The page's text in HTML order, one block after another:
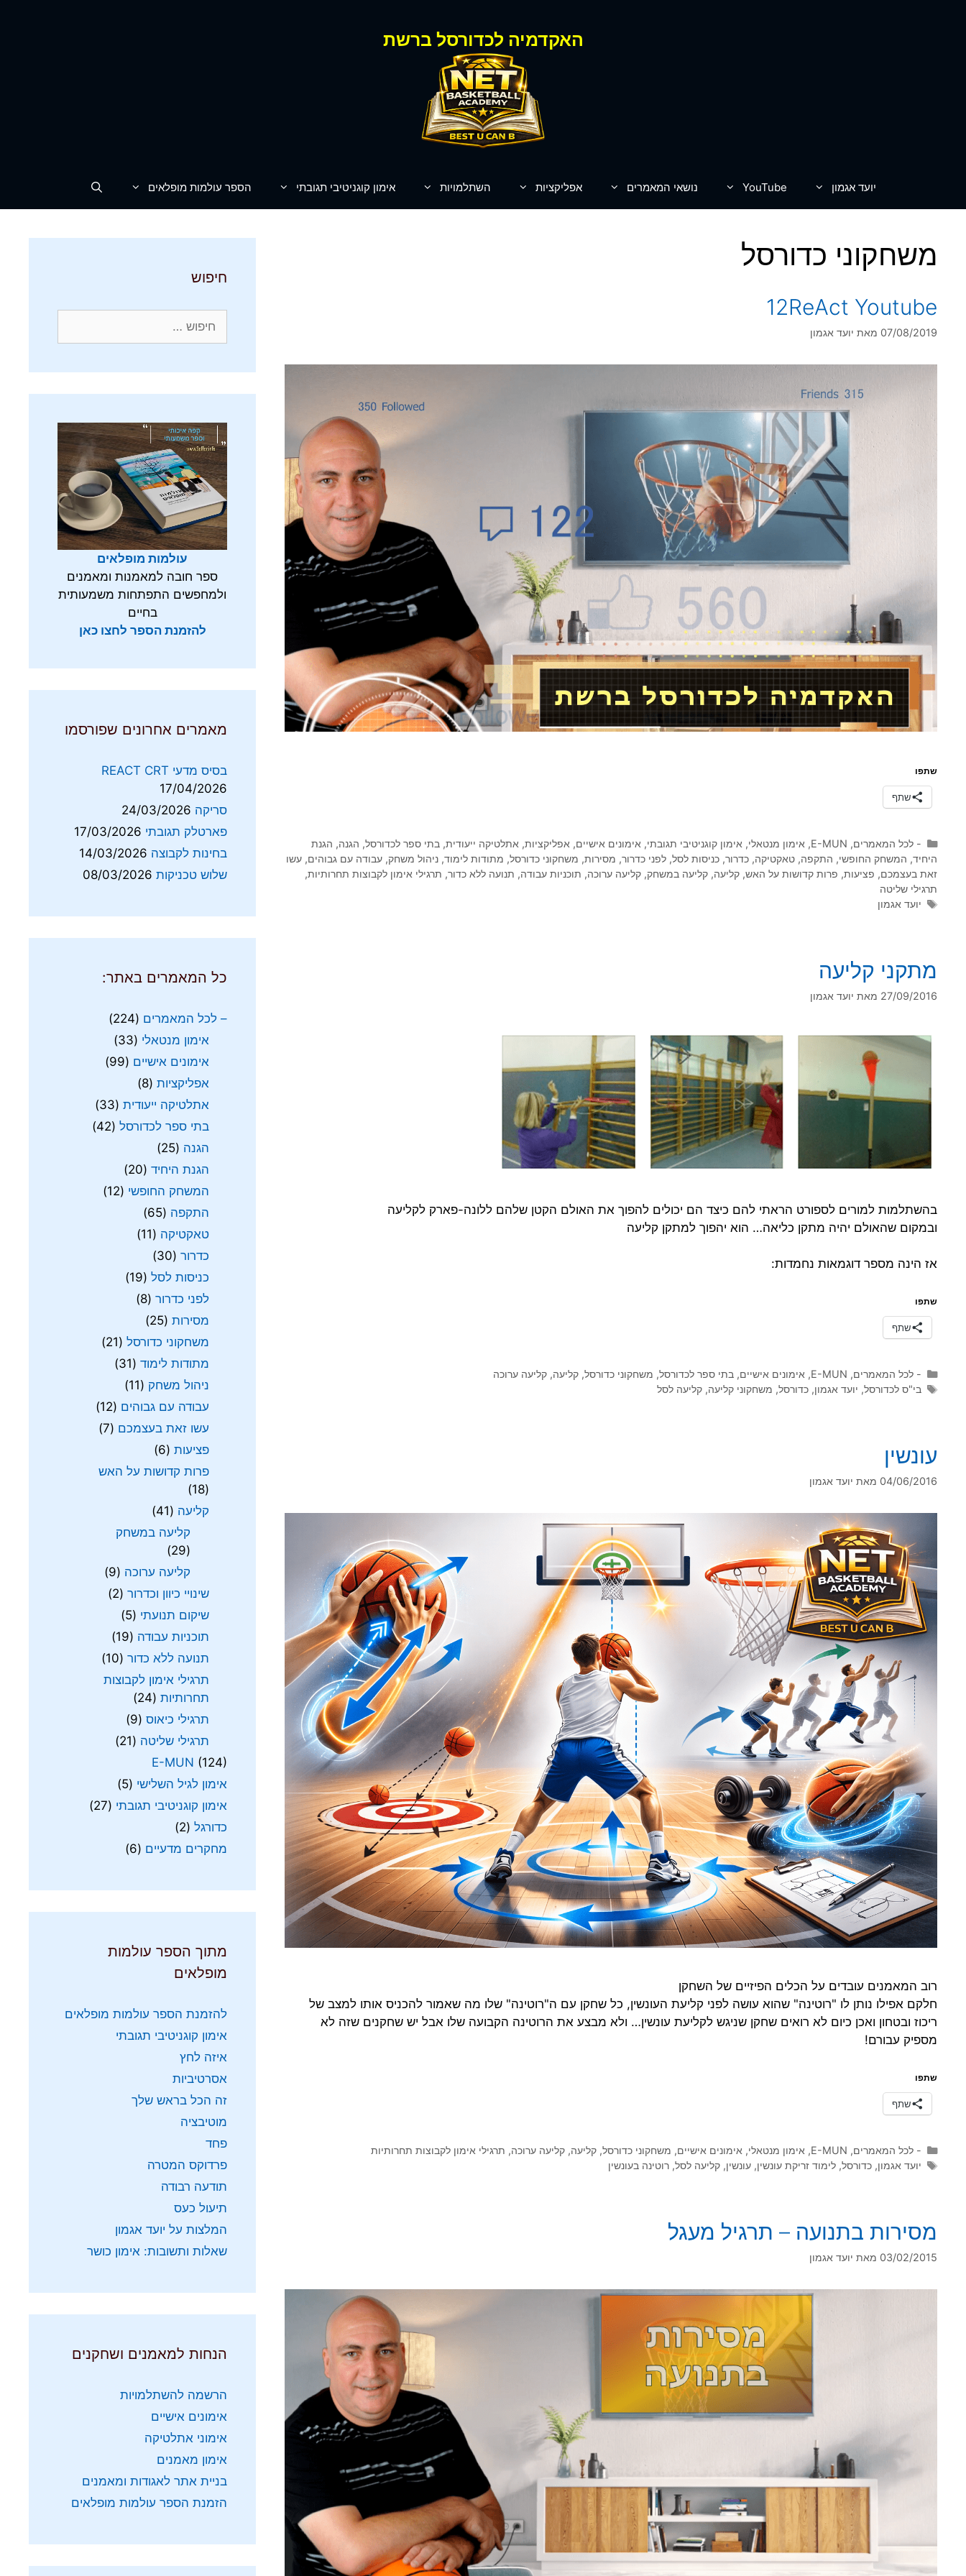
האקדמיה לכדורסל ברשת
יועד אגמון YouTube נושאי המאמרים אפליקציות השתלמויות אימון קוגניטיבי תגובתי הספר עולמות מופלאים
משחקוני כדורסל
12ReAct Youtube
07/08/2019 מאת יועד אגמון
שתפו
שתף
קטגוריות
- לכל המאמרים,
E-MUN
, אימון מנטאלי, אימון קוגניטיבי תגובתי, אימונים אישיים, אפליקציות, אתלטיקה ייעודית, בתי ספר לכדורסל, הגנה, הגנת
היחיד, המשחק החופשי, התקפה, טאקטיקה, כדרור, כניסות לסל, לפני כדרור, מסירות, משחקוני כדורסל, מתודות לימוד, ניהול משחק, עבודה עם גבוהים, עשו
זאת בעצמכם, פציעות, פרות קדושות על האש, קליעה, קליעה במשחק, קליעה ערוכה, תוכניות עבודה, תנועה ללא כדור, תרגילי אימון לקבוצות תחרותיות,
תרגילי שליטה
תגיות
יועד אגמון
מתקני קליעה
27/09/2016 מאת יועד אגמון
בהשתלמות למורים לספורט הראתי להם כיצד הם יכולים להפוך את האולם הקטן שלהם ללונה-פארק לקליעה
ובמקום שהאולם יהיה מתקן כליאה… הוא יהפוך למתקן קליעה
אז הינה מספר דוגמאות נחמדות:
שתפו
שתף
קטגוריות
- לכל המאמרים,
E-MUN
, אימונים אישיים, בתי ספר לכדורסל, משחקוני כדורסל, קליעה, קליעה ערוכה
תגיות
בי"ס לכדורסל, יועד אגמון, כדורסל, משחקוני קליעה, קליעה לסל
עונשין
04/06/2016 מאת יועד אגמון
רוב המאמנים עובדים על הכלים הפיזיים של השחקן
חלקם אפילו נותן לו "רוטינה" שהוא עושה לפני קליעת העונשין, כל שחקן עם ה"רוטינה" שלו מה שאמור להכניס אותו למצב של
ריכוז ובטחון ואכן כיום לא רואים שחקן שניגש לקליעת עונשין… ולא מבצע את הרוטינה הקבועה שלו אבל יש שחקנים שזה לא
מספיק עבורם!
שתפו
שתף
קטגוריות
- לכל המאמרים,
E-MUN
, אימון מנטאלי, אימונים אישיים, משחקוני כדורסל, קליעה, קליעה ערוכה, תרגילי אימון לקבוצות תחרותיות
תגיות
יועד אגמון, כדורסל, לימוד זריקת עונשין, עונשין, קליעה לסל, רוטינה בעונשין
מסירות בתנועה – תרגיל מעגל
03/02/2015 מאת יועד אגמון
חיפוש
עולמות מופלאים
ספר חובה למאמנות ומאמנים
ולמחפשים התפתחות משמעותית
בחיים
להזמנת הספר לחצו כאן
מאמרים אחרונים שפורסמו
בסיס מדעי REACT CRT
17/04/2026
סריקה 24/03/2026
פארטלק תגובתי 17/03/2026
בחינות לקבוצה 14/03/2026
שלוש טכניקות 08/03/2026
כל המאמרים באתר:
– לכל המאמרים (224)
אימון מנטאלי (33)
אימונים אישיים (99)
אפליקציות (8)
אתלטיקה ייעודית (33)
בתי ספר לכדורסל (42)
הגנה (25)
הגנת היחיד (20)
המשחק החופשי (12)
התקפה (65)
טאקטיקה (11)
כדרור (30)
כניסות לסל (19)
לפני כדרור (8)
מסירות (25)
משחקוני כדורסל (21)
מתודות לימוד (31)
ניהול משחק (11)
עבודה עם גבוהים (12)
עשו זאת בעצמכם (7)
פציעות (6)
פרות קדושות על האש
(18)
קליעה (41)
קליעה במשחק
(29)
קליעה ערוכה (9)
שינויי כיוון וכדרור (2)
שיקום תנועתי (5)
תוכניות עבודה (19)
תנועה ללא כדור (10)
תרגילי אימון לקבוצות
תחרותיות (24)
תרגילי כיאוס (9)
תרגילי שליטה (21)
E-MUN (124)
אימון לגיל השלישי (5)
אימון קוגניטיבי תגובתי (27)
כדורגל (2)
מחקרים מדעיים (6)
מתוך הספר עולמות
מופלאים
להזמנת הספר עולמות מופלאים
אימון קוגניטיבי תגובתי
איזה לחץ
אסרטיביות
זה הכל בראש שלך
מוטיבציה
פחד
פרדוקס המטרה
תודעה רבודה
תיעול כעס
המלצות על יועד אגמון
שאלות ותשובות: אימון כושר
הנחות למאמנים ושחקנים
הרשמה להשתלמויות
אימונים אישיים
אימוני אתלטיקה
אימון מאמנים
בניית אתר לאגודות ומאמנים
הזמנת הספר עולמות מופלאים